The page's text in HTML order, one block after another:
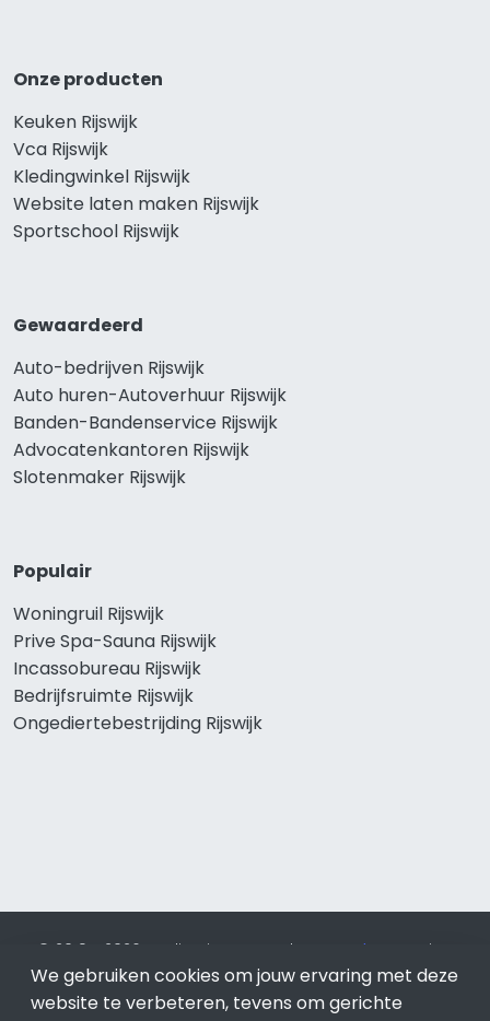
Onze producten
Keuken Rijswijk
Vca Rijswijk
Kledingwinkel Rijswijk
Website laten maken Rijswijk
Sportschool Rijswijk
Gewaardeerd
Auto-bedrijven Rijswijk
Auto huren-Autoverhuur Rijswijk
Banden-Bandenservice Rijswijk
Advocatenkantoren Rijswijk
Slotenmaker Rijswijk
Populair
Woningruil Rijswijk
Prive Spa-Sauna Rijswijk
Incassobureau Rijswijk
Bedrijfsruimte Rijswijk
Ongediertebestrijding Rijswijk
© 2019 - 2026 Realisatie en SEO door SEO-bureau
Lion
Internet. Betaal alleen voor bewezen resultaten?SEO
optimalisatie No Cure No Pay.Rijswijkis onderdeel van Lion
We gebruiken cookies om jouw ervaring met deze
website te verbeteren, tevens om gerichte